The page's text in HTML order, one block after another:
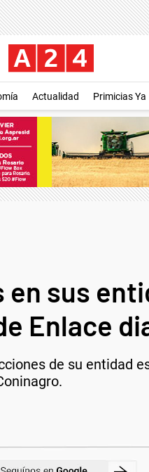
Actualidad Primicias Ya
sus
Enlace
de su entidad